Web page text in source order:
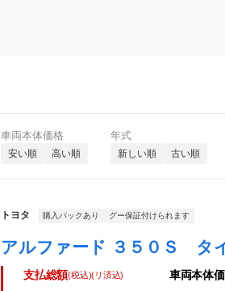
車両本体価格
安い順 高い順
年式
新しい順 古い順
トヨタ 購入パックあり グー保証付けられます
支払総額(税込)(リ済込) 車両本体